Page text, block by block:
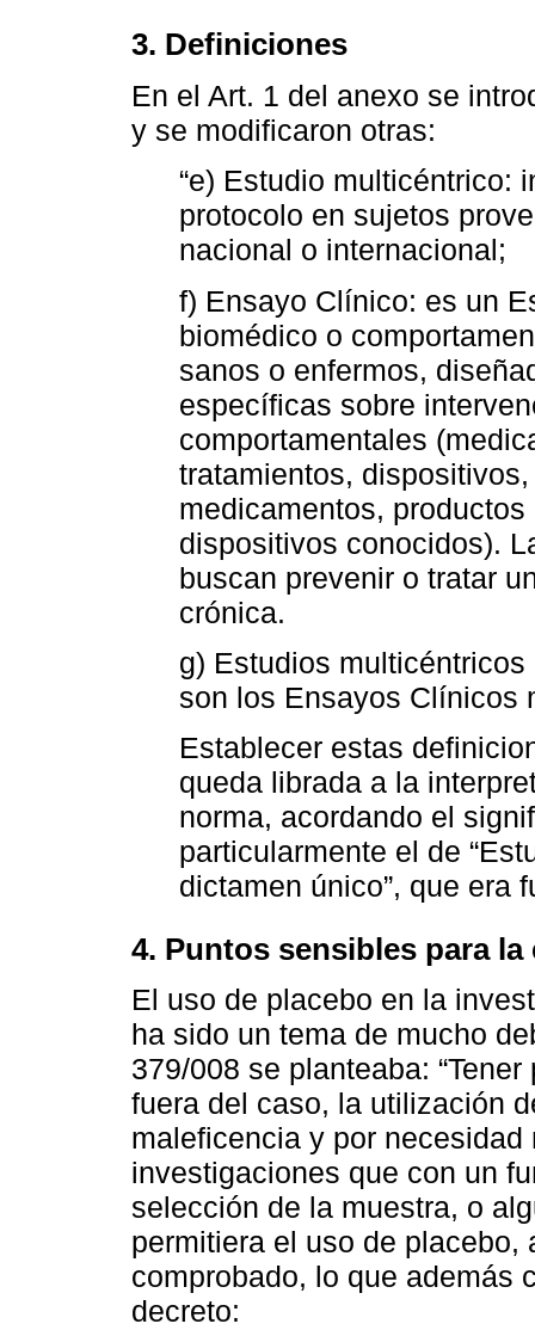
3. Definiciones
En el Art. 1 del anexo se
y se modificaron otras:
“e) Estudio multicéntrico:
protocolo en sujetos
nacional o internacional;
f) Ensayo Clínico: es un
biomédico o
sanos o enfermos,
específicas sobre
comportamentales
tratamientos,
medicamentos,
dispositivos conocidos).
buscan prevenir o tratar
crónica.
g) Estudios
son los Ensayos Clínicos
Establecer estas
queda librada a la
norma, acordando el
particularmente el de
dictamen único”, que era
4. Puntos sensibles para
El uso de placebo en la
ha sido un tema de mucho
379/008 se planteaba:
fuera del caso, la utilización
maleficencia y por
investigaciones que con un
selección de la muestra, o
permitiera el uso de
comprobado, lo que además
decreto: